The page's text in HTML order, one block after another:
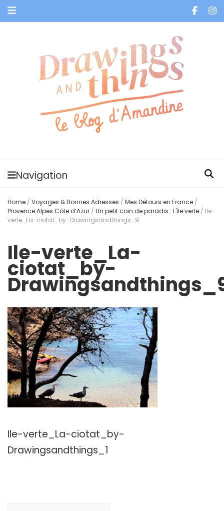
Navigation
Home / Voyages & Bonnes Adresses / Mes Détours en France /
Provence Alpes Côte d’Azur / Un petit coin de paradis : L'île verte / Ile-
verte_La-ciotat_by-Drawingsandthings_9
Ile-verte_La-
ciotat_by-
Ile-verte_La-ciotat_by-
Drawingsandthings_1